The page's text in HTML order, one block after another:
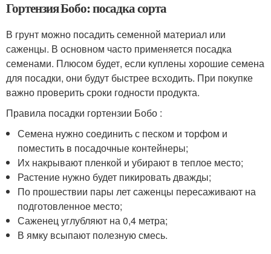
Гортензия Бобо: посадка сорта
В грунт можно посадить семенной материал или
саженцы. В основном часто применяется посадка
семенами. Плюсом будет, если куплены хорошие семена
для посадки, они будут быстрее всходить. При покупке
важно проверить сроки годности продукта.
Правила посадки гортензии Бобо :
Семена нужно соединить с песком и торфом и
поместить в посадочные контейнеры;
Их накрывают пленкой и убирают в теплое место;
Растение нужно будет пикировать дважды;
По прошествии пары лет саженцы пересаживают на
подготовленное место;
Саженец углубляют на 0,4 метра;
В ямку всыпают полезную смесь.